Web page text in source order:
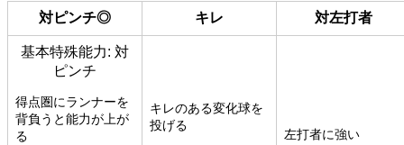
対ピンチ◎ キレ 対左打者
基本特殊能力: 対
ピンチ
得点圏にランナーを
背負うと能力が上が
る
キレのある変化球を
投げる
左打者に強い